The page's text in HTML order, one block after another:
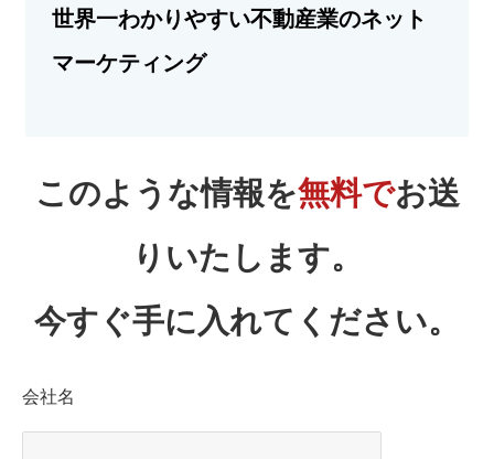
世界一わかりやすい不動産業のネット
マーケティング
このような情報を無料でお送
りいたします。
今すぐ手に入れてください。
会社名